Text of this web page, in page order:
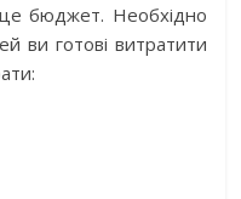
бюджет. Необхідно
ви готові витратити